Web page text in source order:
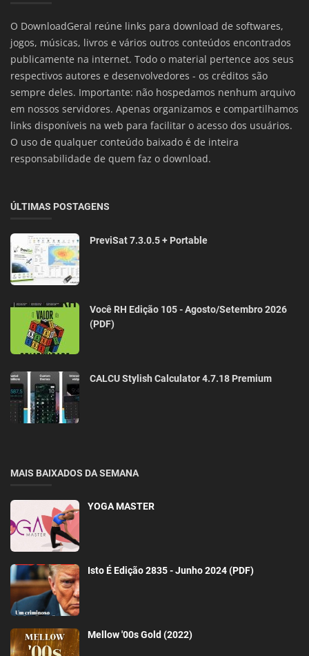
O DownloadGeral reúne links para download de softwares,
jogos, músicas, livros e vários outros conteúdos encontrados
publicamente na internet. Todo o material pertence aos seus
respectivos autores e desenvolvedores - os créditos são
sempre deles. Importante: não hospedamos nenhum arquivo
em nossos servidores. Apenas organizamos e compartilhamos
links disponíveis na web para facilitar o acesso dos usuários.
O uso de qualquer conteúdo baixado é de inteira
responsabilidade de quem faz o download.
ÚLTIMAS POSTAGENS
PreviSat 7.3.0.5 + Portable
Você RH Edição 105 - Agosto/Setembro 2026
(PDF)
CALCU Stylish Calculator 4.7.18 Premium
MAIS BAIXADOS DA SEMANA
YOGA MASTER
Isto É Edição 2835 - Junho 2024 (PDF)
Mellow '00s Gold (2022)